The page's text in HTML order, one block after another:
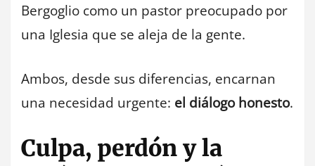
Bergoglio como un pastor preocupado por
una Iglesia que se aleja de la gente.
Ambos, desde sus diferencias, encarnan
una necesidad urgente: el diálogo honesto.
Culpa, perdón y la